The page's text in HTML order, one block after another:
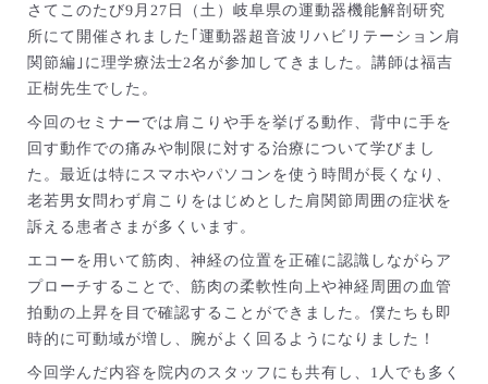
さてこのたび9月27日（土）岐阜県の運動器機能解剖研究
所にて開催されました｢運動器超音波リハビリテーション肩
関節編｣に理学療法士2名が参加してきました。講師は福吉
正樹先生でした。
今回のセミナーでは肩こりや手を挙げる動作、背中に手を
回す動作での痛みや制限に対する治療について学びまし
た。最近は特にスマホやパソコンを使う時間が長くなり、
老若男女問わず肩こりをはじめとした肩関節周囲の症状を
訴える患者さまが多くいます。
エコーを用いて筋肉、神経の位置を正確に認識しながらア
プローチすることで、筋肉の柔軟性向上や神経周囲の血管
拍動の上昇を目で確認することができました。僕たちも即
時的に可動域が増し、腕がよく回るようになりました！
今回学んだ内容を院内のスタッフにも共有し、1人でも多く